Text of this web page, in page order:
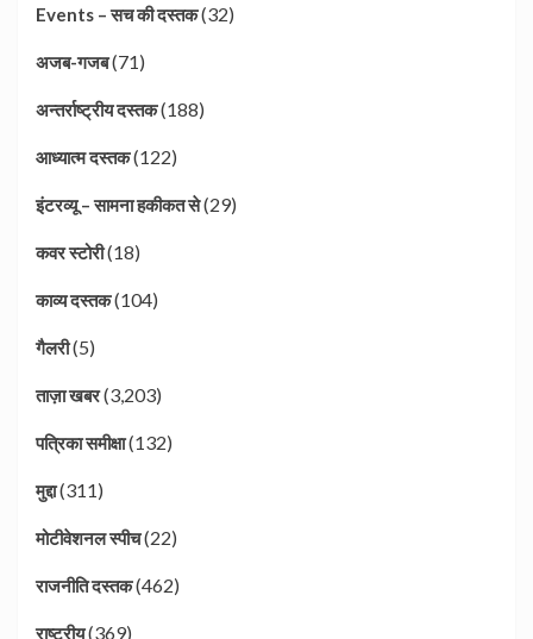
Events – सच की दस्तक(32)
अजब-गजब(71)
अन्तर्राष्ट्रीय दस्तक(188)
आध्यात्म दस्तक(122)
इंटरव्यू – सामना हकीकत से(29)
कवर स्टोरी(18)
काव्य दस्तक(104)
गैलरी(5)
ताज़ा खबर(3,203)
पत्रिका समीक्षा(132)
मुद्दा(311)
मोटीवेशनल स्पीच(22)
राजनीति दस्तक(462)
राष्ट्रीय(369)